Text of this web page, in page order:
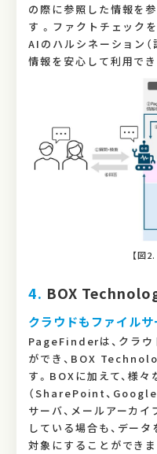
の際に参照した情報を
す 。ファクトチェック
AIのハルシネーション（
情報を安心して利用で
【図
4. BOX
クラウドもファイル
PageFinderは、クラウ
ができ、BOX
す。BOXに加えて、様
（SharePoint、
サーバ、メールアーカ
している場合も、デー
対象にすることができ